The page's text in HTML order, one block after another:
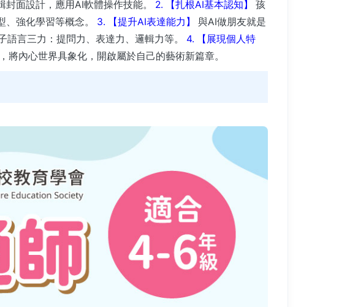
面設計，應用AI軟體操作技能。 2. 【扎根AI基本認知】
孩
強化學習等概念。 3. 【提升AI表達能力】
與AI做朋友就是
言三力：提問力、表達力、邏輯力等。 4. 【展現個人特
內心世界具象化，開啟屬於自己的藝術新篇章。